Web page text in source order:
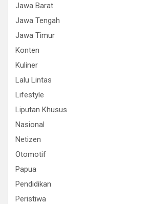
Jawa Barat
Jawa Tengah
Jawa Timur
Konten
Kuliner
Lalu Lintas
Lifestyle
Liputan Khusus
Nasional
Netizen
Otomotif
Papua
Pendidikan
Peristiwa